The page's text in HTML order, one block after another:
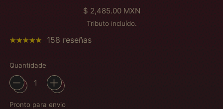
Preço normal
$ 2,485.00 MXN
Tributo incluído.
158 reseñas
Quantidade
Pronto para envio